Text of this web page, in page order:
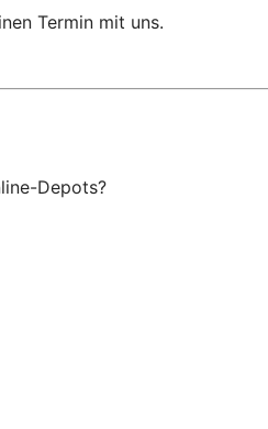
Termin mit uns.
Depots?